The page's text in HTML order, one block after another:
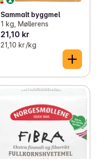
Sammalt byggmel
1 kg, Møllerens
21,10 kr
21,10 kr /kg